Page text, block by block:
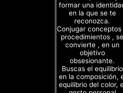
formar una
en la que se te
reconozca.
Conjugar
procedimientos , se
convierte , en un
objetivo
obsesionante.
Buscas el equilibrio
en la composición,
equilibrio del color,